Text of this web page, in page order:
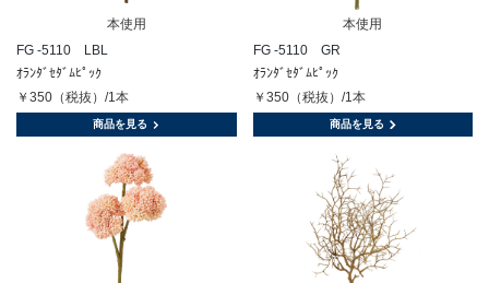
本使用
FG -5110 LBL
ｵﾗﾝﾀﾞｾﾀﾞﾑﾋﾟｯｸ
￥350（税抜）/1本
商品を見る
本使用
FG -5110 GR
ｵﾗﾝﾀﾞｾﾀﾞﾑﾋﾟｯｸ
￥350（税抜）/1本
商品を見る